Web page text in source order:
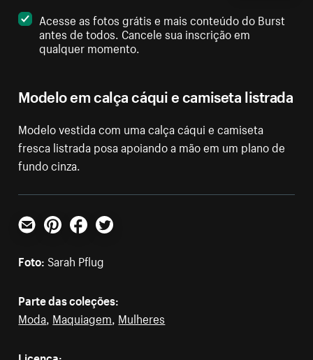
Modelo em calça cáqui e camiseta listrada
Modelo vestida com uma calça cáqui e camiseta
fresca listrada posa apoiando a mão em um plano de
fundo cinza.
Acesse as fotos grátis e mais conteúdo do Burst
antes de todos. Cancele sua inscrição em
qualquer momento.
E-mailPinterestFacebookTwitter
Foto: Sarah Pflug
Parte das coleções:
Moda Maquiagem Mulheres
Licença: